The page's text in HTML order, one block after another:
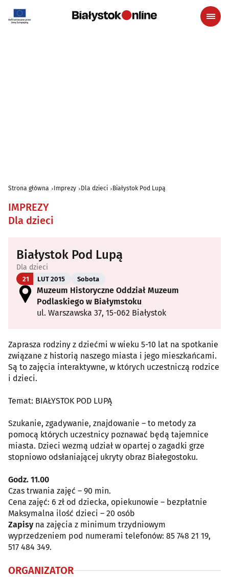
Strona główna Imprezy Dla dzieci Białystok Pod Lupą
IMPREZY
Dla dzieci
Białystok Pod Lupą
Dla dzieci
21 LUT 2015 Sobota
Muzeum Historyczne Oddział Muzeum
Podlaskiego w Białymstoku
ul. Warszawska 37, 15-062 Białystok
Zaprasza rodziny z dziećmi w wieku 5-10 lat na spotkanie
związane z historią naszego miasta i jego mieszkańcami.
Są to zajęcia interaktywne, w których uczestniczą rodzice
i dzieci.
Temat: BIAŁYSTOK POD LUPĄ
Szukanie, zgadywanie, znajdowanie – to metody za
pomocą których uczestnicy poznawać będą tajemnice
miasta. Dzieci wezmą udział w opartej o zagadki grze
stopniowo odsłaniającej ukryty obraz Białegostoku.
Godz. 11.00
Czas trwania zajęć – 90 min.
Cena zajęć: 6 zł od dziecka, opiekunowie – bezpłatnie
Maksymalna ilość dzieci – 20 osób
Zapisy na zajęcia z minimum trzydniowym
wyprzedzeniem pod numerami telefonów: 85 748 21 19,
517 484 349.
ORGANIZATOR